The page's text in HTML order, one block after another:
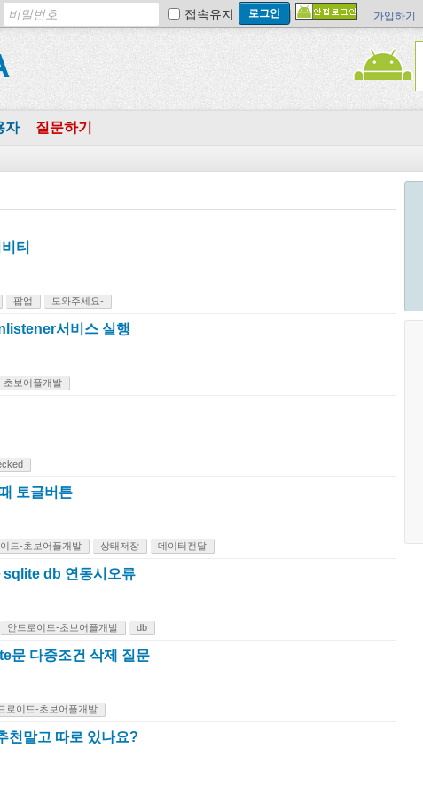
접속유지 가입하기
자 질문하기
티
팝업 도와주세요-
서비스 실행
초보어플개발
토글버튼
드-초보어플개발 상태저장 데이터전달
db 연동시오류
안드로이드-초보어플개발 db
문 다중조건 삭제 질문
로이드-초보어플개발
천말고 따로 있나요?